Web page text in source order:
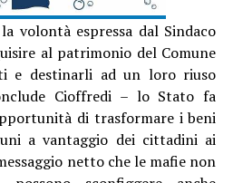
volontà espressa dal Sindaco
al patrimonio del Comune
e destinarli ad un loro riuso
Cioffredi – lo Stato fa
di trasformare i beni
a vantaggio dei cittadini ai
netto che le mafie non